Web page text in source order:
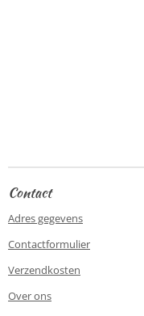
Contact
Adres gegevens
Contactformulier
Verzendkosten
Over ons